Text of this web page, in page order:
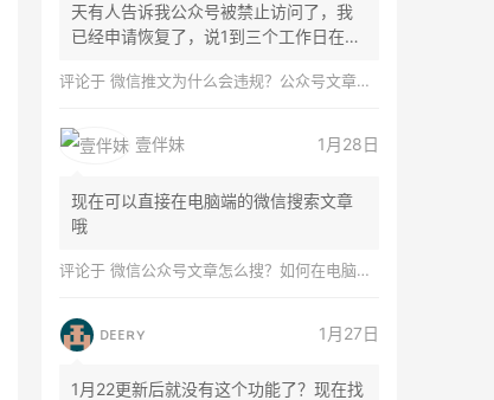
天有人告诉我公众号被禁止访问了，我
已经申请恢复了，说1到三个工作日在微
评论于 微信推文为什么会违规？公众号文章怎么检测是否违规？
壹伴妹 1月28日
现在可以直接在电脑端的微信搜索文章
哦
评论于 微信公众号文章怎么搜？如何在电脑上搜索公众号文章？
ᴅᴇᴇʀʏ 1月27日
1月22更新后就没有这个功能了？现在找